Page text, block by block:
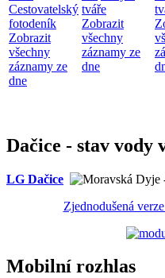
Cestovatelský
fotodeník
Zobrazit
všechny
záznamy ze
dne
tváře
Zobrazit
všechny
záznamy ze
dne
Dačice - stav vody
LG Dačice
Zjednodušená
Mobilní rozhlas